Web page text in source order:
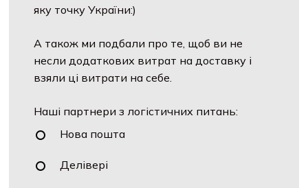
яку точку України:)
А також ми подбали про те, щоб ви не
несли додаткових витрат на доставку і
взяли ці витрати на себе.
Наші партнери з логістичних питань:
Нова пошта
Делівері